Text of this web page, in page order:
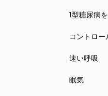
1型糖尿病
コントロ
速い呼吸
眠気